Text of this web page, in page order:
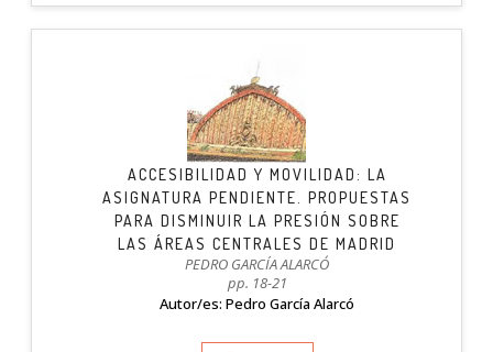
ACCESIBILIDAD Y MOVILIDAD: LA
ASIGNATURA PENDIENTE. PROPUESTAS
PARA DISMINUIR LA PRESIÓN SOBRE
LAS ÁREAS CENTRALES DE MADRID
PEDRO GARCÍA ALARCÓ
pp. 18-21
Autor/es: Pedro García Alarcó